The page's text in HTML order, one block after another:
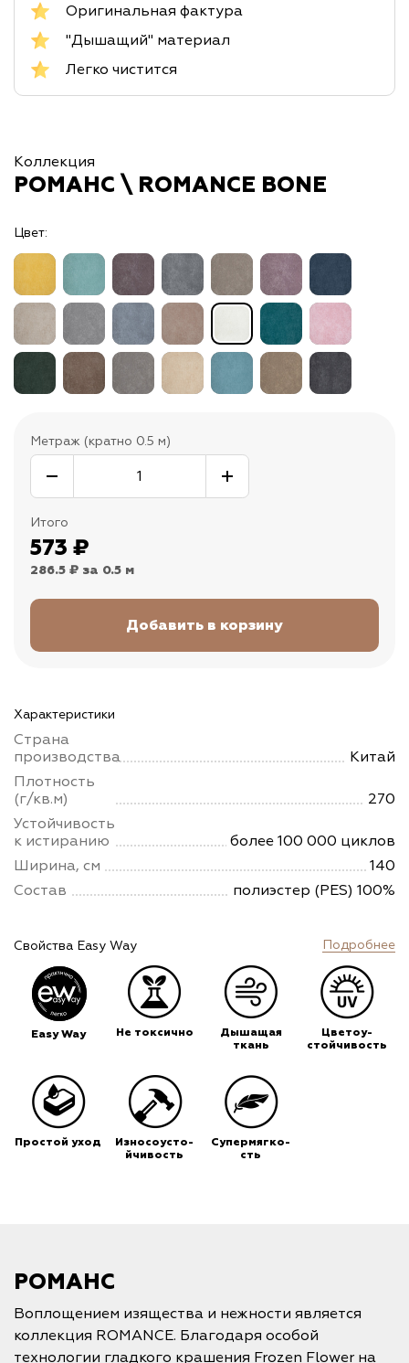
Оригинальная фактура
"Дышащий" материал
Легко чистится
Коллекция
РОМАНС \ ROMANCE BONE
Цвет:
Метраж (кратно 0.5 м)
Итого
573 ₽
286.5 ₽ за 0.5 м
Характеристики
Страна
производства
Китай
Плотность
(г/кв.м)
270
Устойчивость
к истиранию
более 100 000 циклов
Ширина, см
140
Состав
полиэстер (PES) 100%
Свойства Easy Way Подробнее
Easy Way Не токсично
Дышащая
ткань
Цветоу-
стойчивость
Простой уход
Износоусто-
йчивость
Супермягко-
сть
РОМАНС
Воплощением изящества и нежности является
коллекция ROMANCE. Благодаря особой
технологии гладкого крашения Frozen Flower на